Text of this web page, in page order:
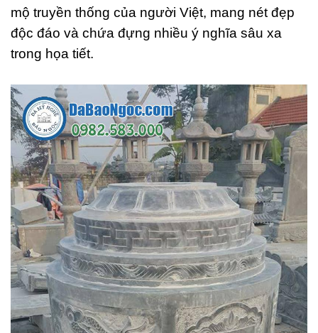
mộ truyền thống của người Việt, mang nét đẹp
độc đáo và chứa đựng nhiều ý nghĩa sâu xa
trong họa tiết.